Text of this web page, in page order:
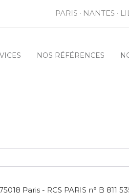
PARIS · NANTES ·
NOS RÉFÉRENCES
Paris - RCS PARIS n° B 811